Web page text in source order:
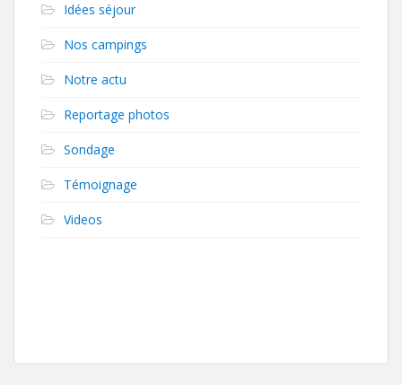
Idées séjour
Nos campings
Notre actu
Reportage photos
Sondage
Témoignage
Videos